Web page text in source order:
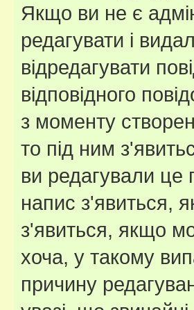
Якщо ви не є
редагувати і
відредагувати
відповідного
з моменту
то під ним
ви редагували це
напис з'явиться,
з'явиться, якщо
хоча, у такому
причину